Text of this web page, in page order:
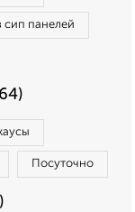
сип панелей
Посуточно